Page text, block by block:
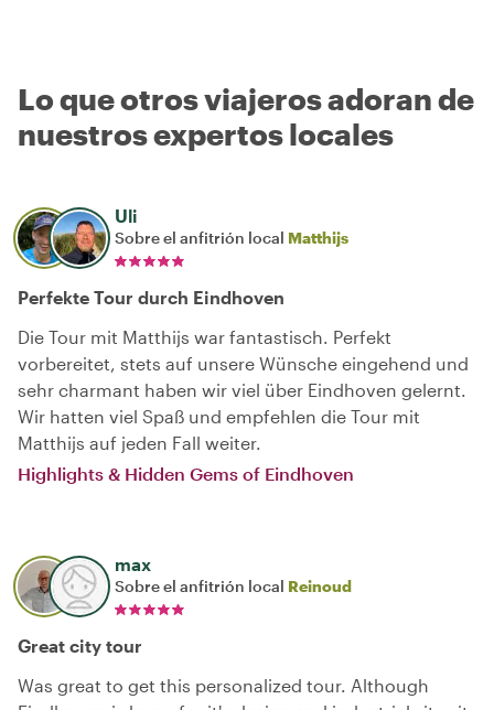
Lo que otros viajeros adoran de
nuestros expertos locales
Uli
Sobre el anfitrión local Matthijs
Perfekte Tour durch Eindhoven
Die Tour mit Matthijs war fantastisch. Perfekt
vorbereitet, stets auf unsere Wünsche eingehend und
sehr charmant haben wir viel über Eindhoven gelernt.
Wir hatten viel Spaß und empfehlen die Tour mit
Matthijs auf jeden Fall weiter.
Highlights & Hidden Gems of Eindhoven
max
Sobre el anfitrión local Reinoud
Great city tour
Was great to get this personalized tour. Although